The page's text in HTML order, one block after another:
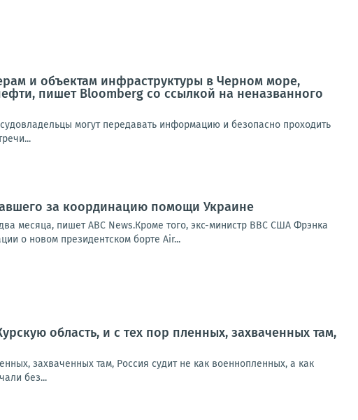
и объектам инфраструктуры в Черном море,
пишет Bloomberg со ссылкой на неназванного
могут передавать информацию и безопасно проходить
за координацию помощи Украине
месяца, пишет ABC News.Кроме того, экс-министр ВВС США Фрэнка
о новом президентском борте Air...
область, и с тех пор пленных, захваченных там,
захваченных там, Россия судит не как военнопленных, а как
без...